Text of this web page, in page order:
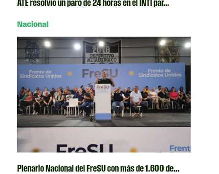
ATE resolvió un paro de 24 horas en el INTI par...
Nacional
Plenario Nacional del FreSU con más de 1.600 de...